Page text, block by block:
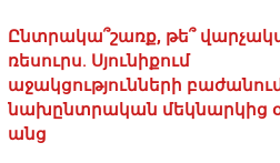
Ընտրակա՞շառք, թե՞
ռեսուրս․ Սյունիքում
աջակցությունների
նախընտրական մեկնարկից
անց